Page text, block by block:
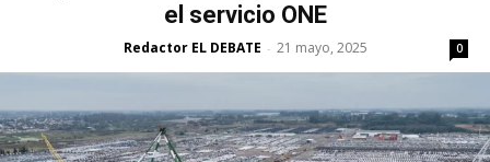
el servicio ONE
Redactor EL DEBATE - 21 mayo, 2025 0